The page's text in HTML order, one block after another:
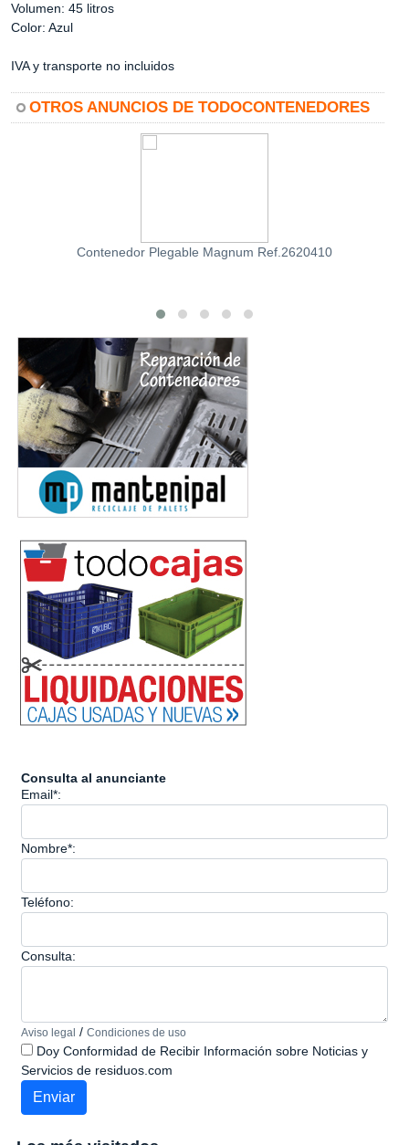
Volumen: 45 litros
Color: Azul
IVA y transporte no incluidos
OTROS ANUNCIOS DE TODOCONTENEDORES
Contenedor Plegable Magnum Ref.2620410
Consulta al anunciante
Email*:
Nombre*:
Teléfono:
Consulta:
Aviso legal / Condiciones de uso
Doy Conformidad de Recibir Información sobre Noticias y
Servicios de residuos.com